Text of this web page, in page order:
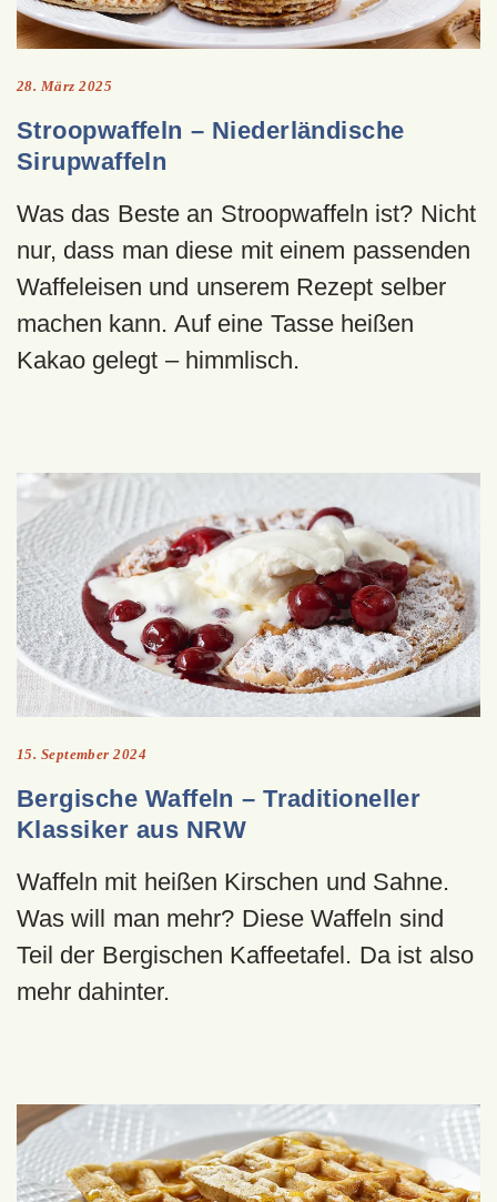
28. März 2025
Stroopwaffeln – Niederländische
Sirupwaffeln
Was das Beste an Stroopwaffeln ist? Nicht
nur, dass man diese mit einem passenden
Waffeleisen und unserem Rezept selber
machen kann. Auf eine Tasse heißen
Kakao gelegt – himmlisch.
15. September 2024
Bergische Waffeln – Traditioneller
Klassiker aus NRW
Waffeln mit heißen Kirschen und Sahne.
Was will man mehr? Diese Waffeln sind
Teil der Bergischen Kaffeetafel. Da ist also
mehr dahinter.